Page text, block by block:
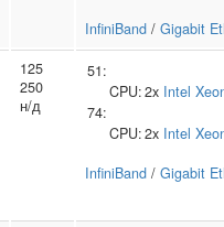
InfiniBand / Gigabit
125
250
н/д
51:
CPU:2x Intel
74:
CPU:2x Intel
InfiniBand / Gigabit